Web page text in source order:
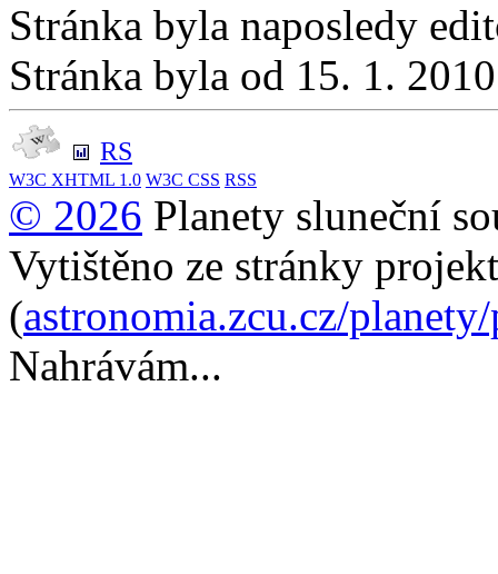
Stránka byla naposledy
Stránka byla od 15. 1.
RS
W3C XHTML 1.0 W3C CSS RSS
© 2026 Planety sluneční
Vytištěno ze stránky
(astronomia.zcu.cz/
Nahrávám...